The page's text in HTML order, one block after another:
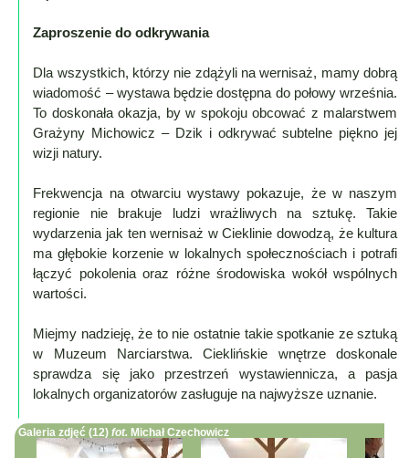
Regulamin
ciacho
Zaproszenie do odkrywania
Dla wszystkich, którzy nie zdążyli na wernisaż, mamy dobrą
wiadomość – wystawa będzie dostępna do połowy września.
To doskonała okazja, by w spokoju obcować z malarstwem
Grażyny Michowicz – Dzik i odkrywać subtelne piękno jej
wizji natury.
Frekwencja na otwarciu wystawy pokazuje, że w naszym
regionie nie brakuje ludzi wrażliwych na sztukę. Takie
wydarzenia jak ten wernisaż w Cieklinie dowodzą, że kultura
ma głębokie korzenie w lokalnych społecznościach i potrafi
łączyć pokolenia oraz różne środowiska wokół wspólnych
wartości.
Miejmy nadzieję, że to nie ostatnie takie spotkanie ze sztuką
w Muzeum Narciarstwa. Cieklińskie wnętrze doskonale
sprawdza się jako przestrzeń wystawiennicza, a pasja
lokalnych organizatorów zasługuje na najwyższe uznanie.
Galeria zdjęć (12)fot.Michał Czechowicz